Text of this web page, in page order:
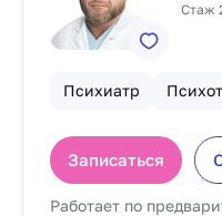
Стаж
Психиатр
Записаться
Работает по